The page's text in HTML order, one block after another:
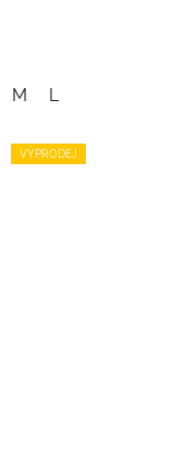
M L
VÝPRODEJ